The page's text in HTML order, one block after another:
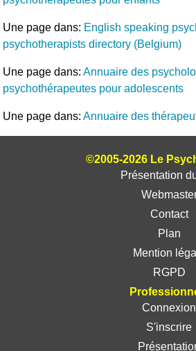
Une page dans: English speaking
psychotherapists directory (Belgium)
Une page dans:Annuaire des
psychothérapeutes pour adolescents
Une page dans:Annuaire des
©2005-2026 Le
Présentation
Contact
Plan
Mention
RGPD
Connexion
S'inscrire